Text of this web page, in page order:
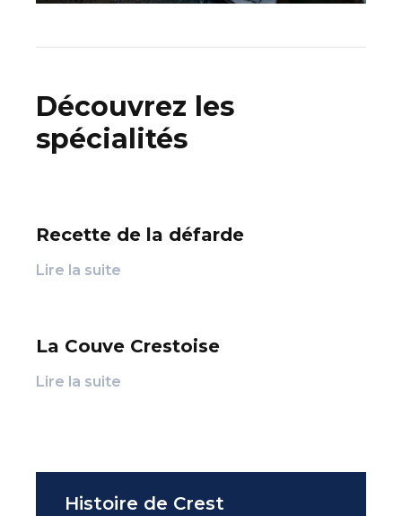
Découvrez les
spécialités
Recette de la défarde
Lire la suite
La Couve Crestoise
Lire la suite
Histoire de Crest